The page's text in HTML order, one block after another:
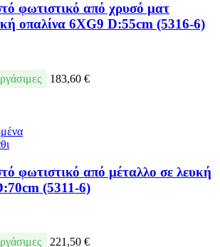
φωτιστικό από χρυσό ματ
οπαλίνα 6XG9 D:55cm (5316-6)
183,60 €
φωτιστικό από μέταλλο σε λευκή
(5311-6)
221,50 €